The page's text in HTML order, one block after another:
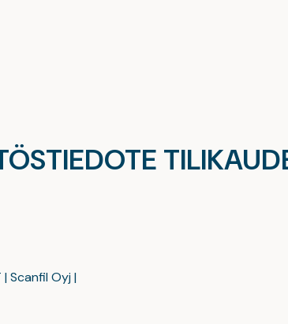
| Scanfil Oyj |